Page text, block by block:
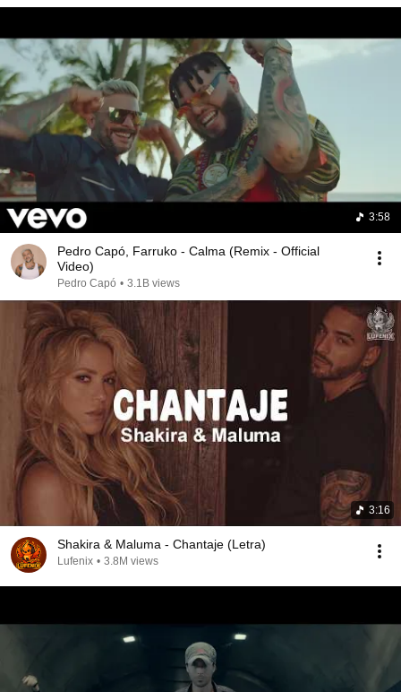
3:58
Pedro Capó, Farruko - Calma (Remix - Official
Video)
Pedro Capó • 3.1B views
3:16
Shakira & Maluma - Chantaje (Letra)
Lufenix • 3.8M views